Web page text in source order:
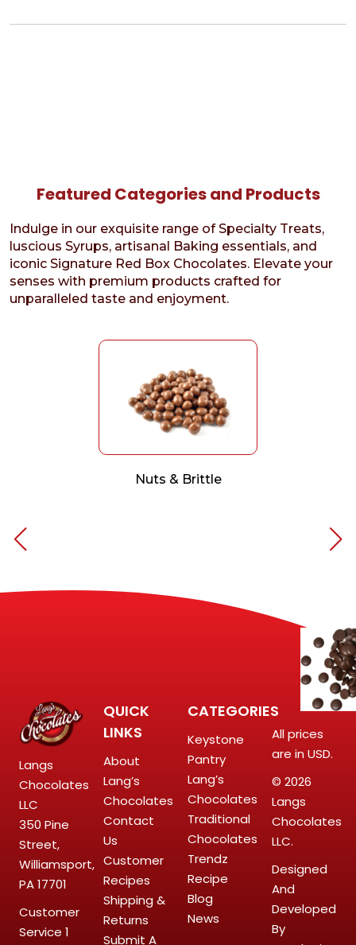
Featured Categories and Products
Indulge in our exquisite range of Specialty Treats,
luscious Syrups, artisanal Baking essentials, and
iconic Signature Red Box Chocolates. Elevate your
senses with premium products crafted for
unparalleled taste and enjoyment.
Nuts & Brittle
Langs
Chocolates
LLC
350 Pine
Street,
Williamsport,
PA 17701
Customer
Service 1
QUICK
LINKS
About
Lang’s
Chocolates
Contact
Us
Customer
Recipes
Shipping &
Returns
Submit A
CATEGORIES
Keystone
Pantry
Lang’s
Chocolates
Traditional
Chocolates
Trendz
Recipe
Blog
News
All prices
are in USD.
© 2026
Langs
Chocolates
LLC.
Designed
And
Developed
By